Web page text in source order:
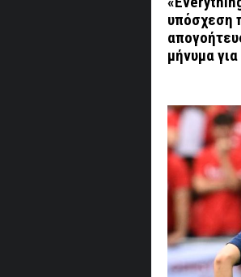
υπόσχεση
μήνυμα